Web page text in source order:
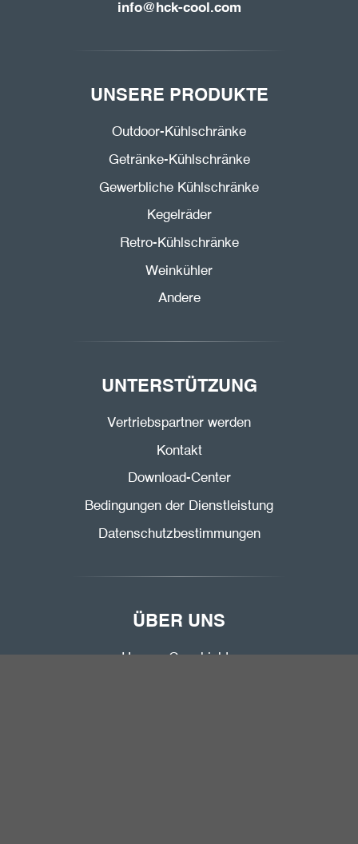
info@hck-cool.com
UNSERE PRODUKTE
Outdoor-Kühlschränke
Getränke-Kühlschränke
Gewerbliche Kühlschränke
Kegelräder
Retro-Kühlschränke
Weinkühler
Andere
UNTERSTÜTZUNG
Vertriebspartner werden
Kontakt
Download-Center
Bedingungen der Dienstleistung
Datenschutzbestimmungen
ÜBER UNS
Unsere Geschichte